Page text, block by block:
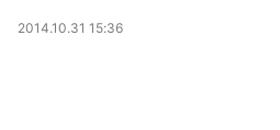
2014.10.31 15:36